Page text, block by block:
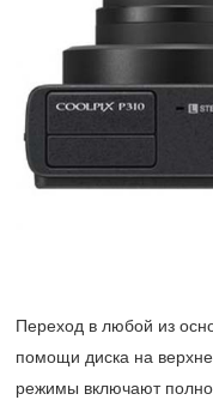
Переход в любой из
помощи диска на
режимы включают